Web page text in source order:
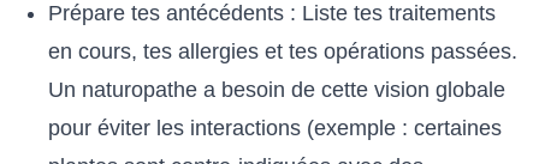
Prépare tes antécédents : Liste tes traitements
en cours, tes allergies et tes opérations passées.
Un naturopathe a besoin de cette vision globale
pour éviter les interactions (exemple : certaines